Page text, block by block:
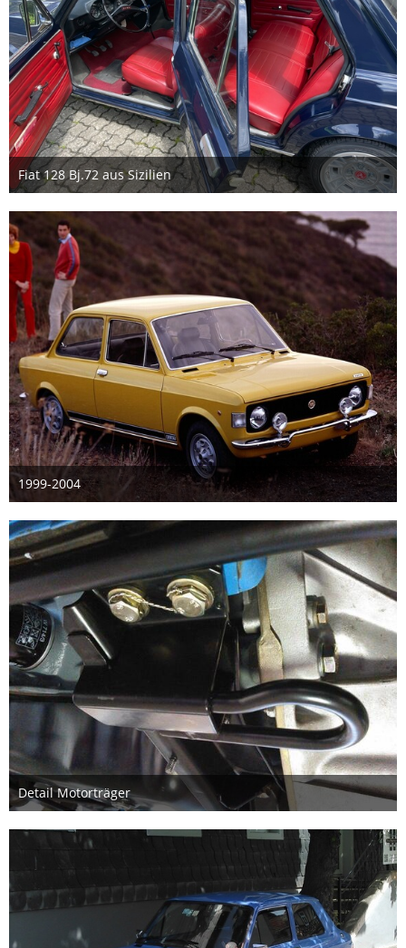
Fiat 128 Bj.72 aus Sizilien
9. Juli 2024
2
1999-2004
12. April 2024
1
Detail Motorträger
18. Juni 2023
1